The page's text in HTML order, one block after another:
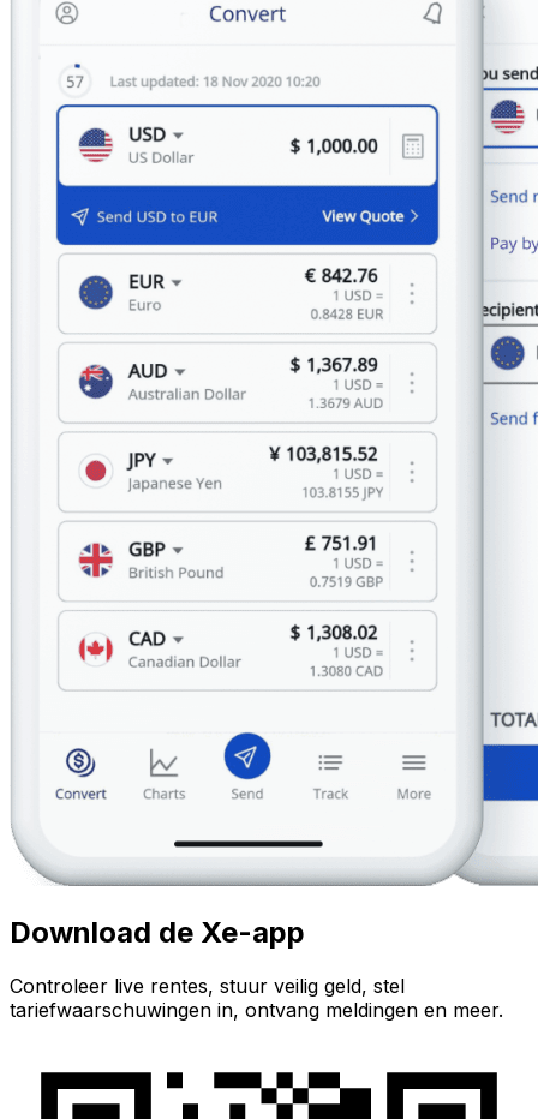
Download de Xe-app
Controleer live rentes, stuur veilig geld, stel
tariefwaarschuwingen in, ontvang meldingen en meer.